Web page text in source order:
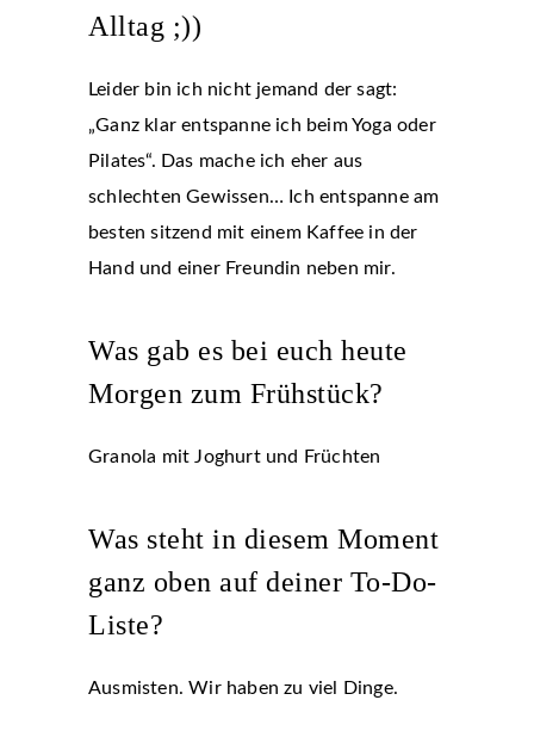
Alltag ;))
Leider bin ich nicht jemand der sagt:
„Ganz klar entspanne ich beim Yoga oder
Pilates“. Das mache ich eher aus
schlechten Gewissen… Ich entspanne am
besten sitzend mit einem Kaffee in der
Hand und einer Freundin neben mir.
Was gab es bei euch heute
Morgen zum Frühstück?
Granola mit Joghurt und Früchten
Was steht in diesem Moment
ganz oben auf deiner To-Do-
Liste?
Ausmisten. Wir haben zu viel Dinge.